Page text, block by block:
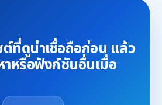
ต์ที่ดูน่าเชื่อถือก่อน แล้ว
าหรือฟังก์ชันอื่นเมื่อ